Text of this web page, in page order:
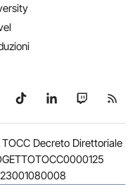
WhatsApp
su Telegram
Seguici su TikTok
Seguici su
Seguici
Decreto Direttoriale